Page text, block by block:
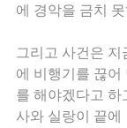
에 경악을 금치
그리고 사건은
에 비행기를 끊어
를 해야겠다고 하
사와 실랑이 끝